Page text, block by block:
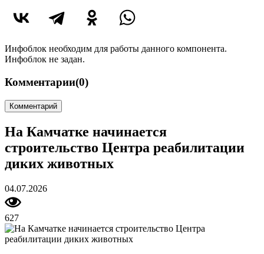
Инфоблок необходим для работы данного компонента.
Инфоблок не задан.
Комментарии(0)
Комментарий
На Камчатке начинается
строительство Центра реабилитации
диких животных
04.07.2026
627